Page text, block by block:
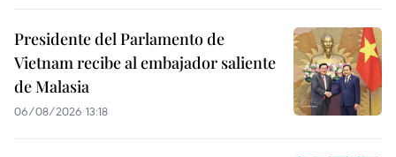
Presidente del Parlamento de
Vietnam recibe al embajador saliente
de Malasia
06/08/2026 13:18